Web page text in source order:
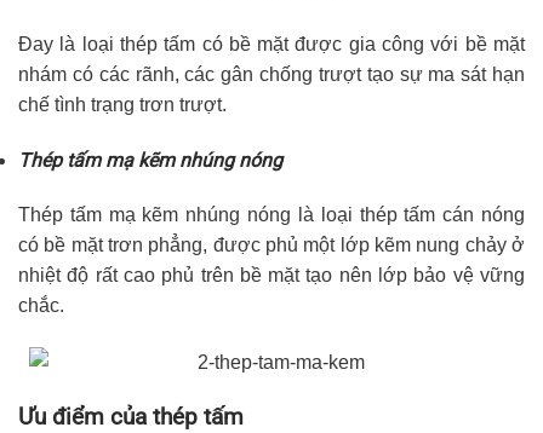
Đay là loại thép tấm có bề mặt được gia công với bề mặt
nhám có các rãnh, các gân chống trượt tạo sự ma sát hạn
chế tình trạng trơn trượt.
Thép tấm mạ kẽm nhúng nóng
Thép tấm mạ kẽm nhúng nóng là loại thép tấm cán nóng
có bề mặt trơn phẳng, được phủ một lớp kẽm nung chảy ở
nhiệt độ rất cao phủ trên bề mặt tạo nên lớp bảo vệ vững
chắc.
Ưu điểm của thép tấm